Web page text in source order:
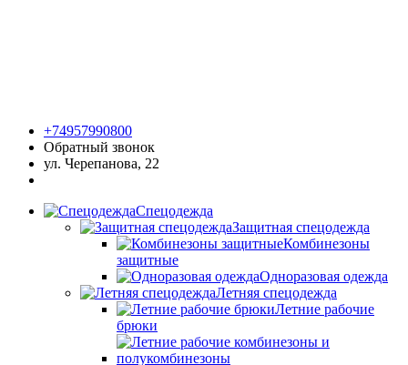
+74957990800
Обратный звонок
ул. Черепанова, 22
Спецодежда
Защитная спецодежда
Комбинезоны
защитные
Одноразовая одежда
Летняя спецодежда
Летние рабочие
брюки